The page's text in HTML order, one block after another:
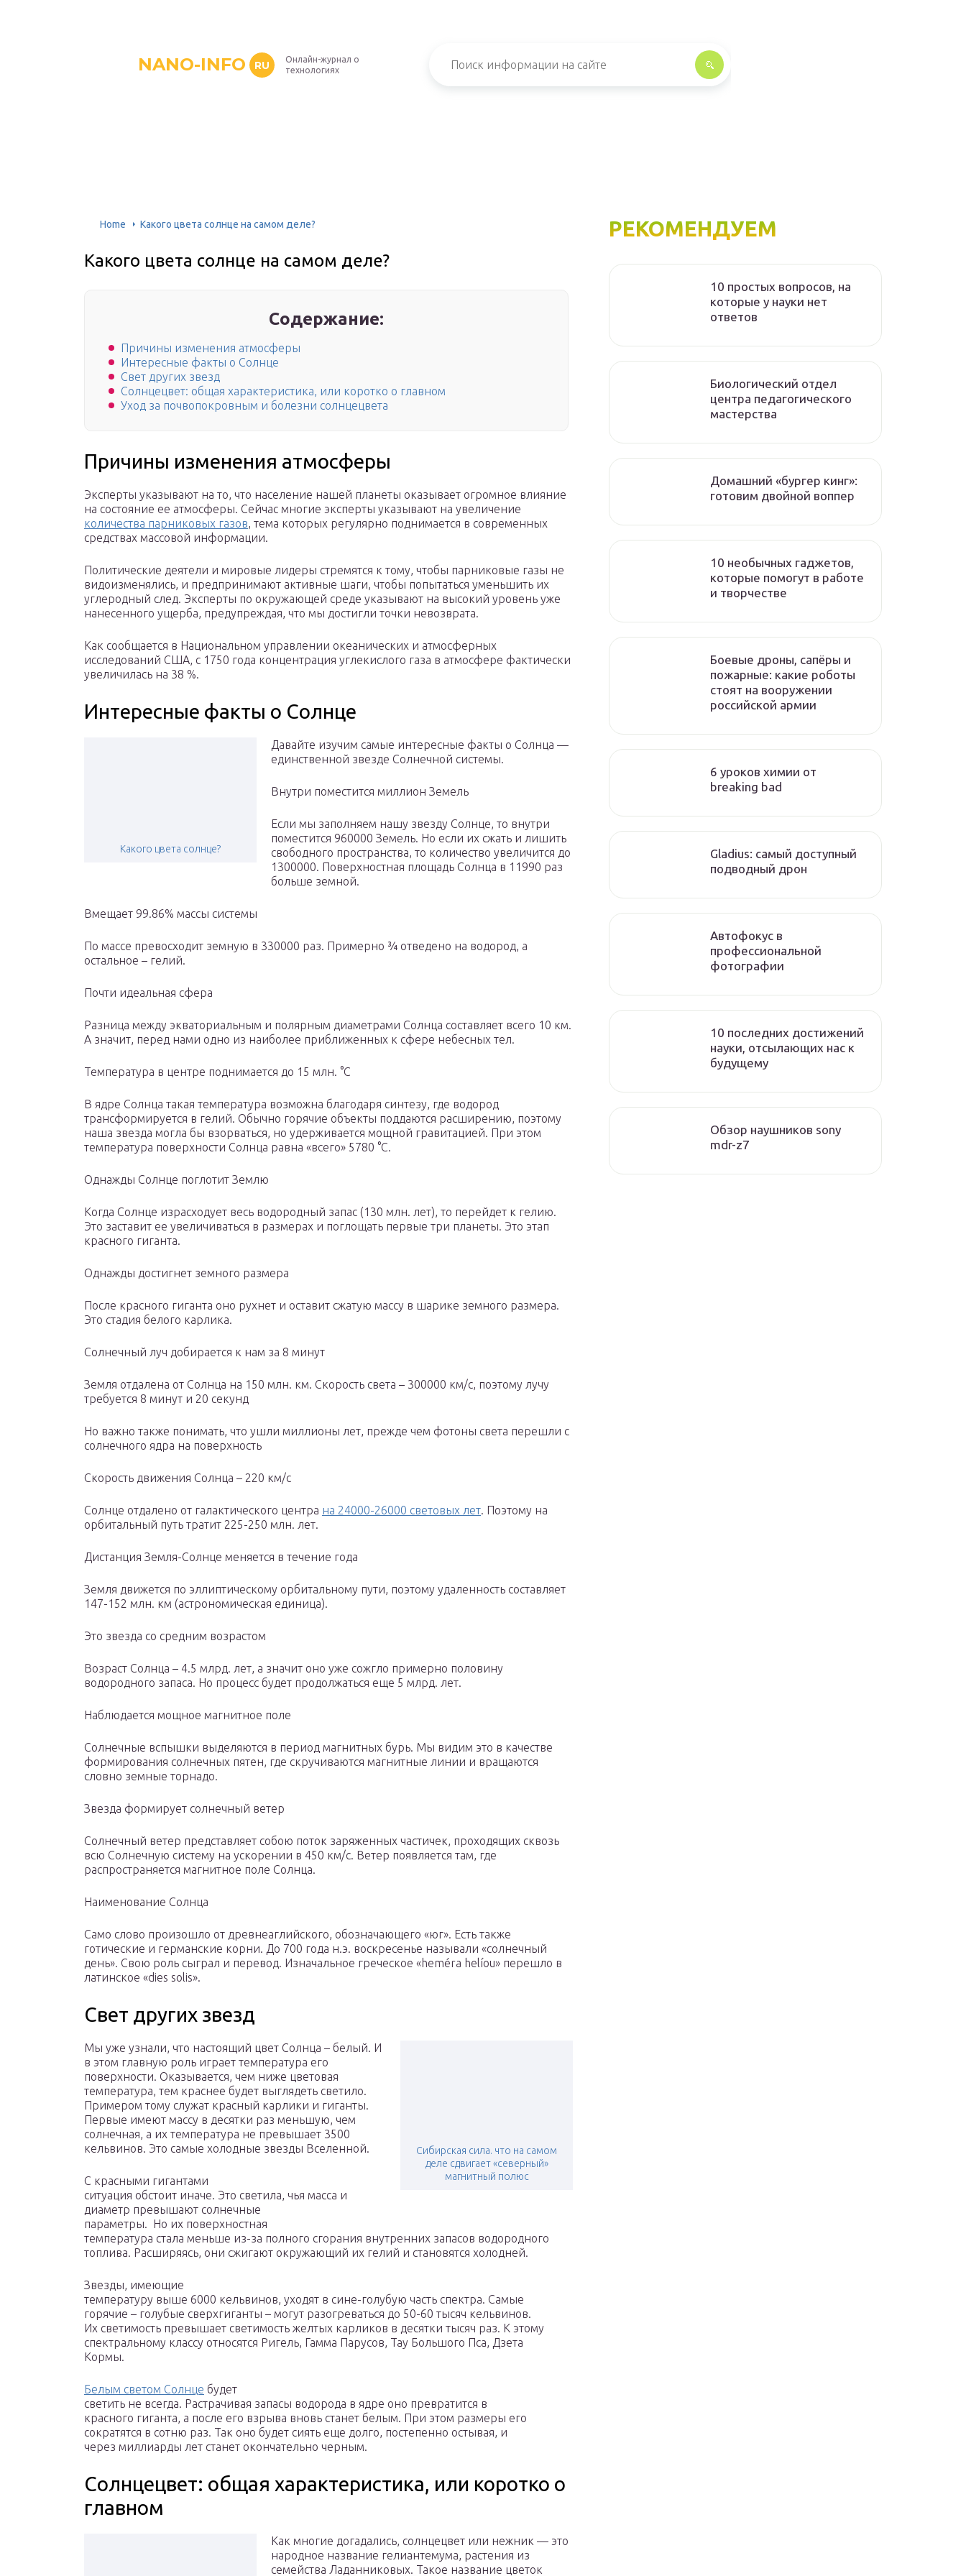
NANO-INFO RU
Онлайн-журнал о
технологиях
Home Какого цвета солнце на самом деле?
Какого цвета солнце на самом деле?
Содержание:
Причины изменения атмосферы
Интересные факты о Солнце
Свет других звезд
Солнцецвет: общая характеристика, или коротко о главном
Уход за почвопокровным и болезни солнцецвета
Причины изменения атмосферы
Эксперты указывают на то, что население нашей планеты оказывает огромное влияние
на состояние ее атмосферы. Сейчас многие эксперты указывают на увеличение
количества парниковых газов, тема которых регулярно поднимается в современных
средствах массовой информации.
Политические деятели и мировые лидеры стремятся к тому, чтобы парниковые газы не
видоизменялись, и предпринимают активные шаги, чтобы попытаться уменьшить их
углеродный след. Эксперты по окружающей среде указывают на высокий уровень уже
нанесенного ущерба, предупреждая, что мы достигли точки невозврата.
Как сообщается в Национальном управлении океанических и атмосферных
исследований США, с 1750 года концентрация углекислого газа в атмосфере фактически
увеличилась на 38 %.
Интересные факты о Солнце
Какого цвета солнце?
Давайте изучим самые интересные факты о Солнца —
единственной звезде Солнечной системы.
Внутри поместится миллион Земель
Если мы заполняем нашу звезду Солнце, то внутри
поместится 960000 Земель. Но если их сжать и лишить
свободного пространства, то количество увеличится до
1300000. Поверхностная площадь Солнца в 11990 раз
больше земной.
Вмещает 99.86% массы системы
По массе превосходит земную в 330000 раз. Примерно ¾ отведено на водород, а
остальное – гелий.
Почти идеальная сфера
Разница между экваториальным и полярным диаметрами Солнца составляет всего 10 км.
А значит, перед нами одно из наиболее приближенных к сфере небесных тел.
Температура в центре поднимается до 15 млн. °C
В ядре Солнца такая температура возможна благодаря синтезу, где водород
трансформируется в гелий. Обычно горячие объекты поддаются расширению, поэтому
наша звезда могла бы взорваться, но удерживается мощной гравитацией. При этом
температура поверхности Солнца равна «всего» 5780 °C.
Однажды Солнце поглотит Землю
Когда Солнце израсходует весь водородный запас (130 млн. лет), то перейдет к гелию.
Это заставит ее увеличиваться в размерах и поглощать первые три планеты. Это этап
красного гиганта.
Однажды достигнет земного размера
После красного гиганта оно рухнет и оставит сжатую массу в шарике земного размера.
Это стадия белого карлика.
Солнечный луч добирается к нам за 8 минут
Земля отдалена от Солнца на 150 млн. км. Скорость света – 300000 км/с, поэтому лучу
требуется 8 минут и 20 секунд
Но важно также понимать, что ушли миллионы лет, прежде чем фотоны света перешли с
солнечного ядра на поверхность
Скорость движения Солнца – 220 км/с
Солнце отдалено от галактического центра на 24000-26000 световых лет. Поэтому на
орбитальный путь тратит 225-250 млн. лет.
Дистанция Земля-Солнце меняется в течение года
Земля движется по эллиптическому орбитальному пути, поэтому удаленность составляет
147-152 млн. км (астрономическая единица).
Это звезда со средним возрастом
Возраст Солнца – 4.5 млрд. лет, а значит оно уже сожгло примерно половину
водородного запаса. Но процесс будет продолжаться еще 5 млрд. лет.
Наблюдается мощное магнитное поле
Солнечные вспышки выделяются в период магнитных бурь. Мы видим это в качестве
формирования солнечных пятен, где скручиваются магнитные линии и вращаются
словно земные торнадо.
Звезда формирует солнечный ветер
Солнечный ветер представляет собою поток заряженных частичек, проходящих сквозь
всю Солнечную систему на ускорении в 450 км/с. Ветер появляется там, где
распространяется магнитное поле Солнца.
Наименование Солнца
Само слово произошло от древнеаглийского, обозначающего «юг». Есть также
готические и германские корни. До 700 года н.э. воскресенье называли «солнечный
день». Свою роль сыграл и перевод. Изначальное греческое «heméra helíou» перешло в
латинское «dies solis».
Свет других звезд
Сибирская сила. что на самом
деле сдвигает «северный»
магнитный полюс
Мы уже узнали, что настоящий цвет Солнца – белый. И
в этом главную роль играет температура его
поверхности. Оказывается, чем ниже цветовая
температура, тем краснее будет выглядеть светило.
Примером тому служат красный карлики и гиганты.
Первые имеют массу в десятки раз меньшую, чем
солнечная, а их температура не превышает 3500
кельвинов. Это самые холодные звезды Вселенной.
С красными гигантами
ситуация обстоит иначе. Это светила, чья масса и
диаметр превышают солнечные
параметры. Но их поверхностная
температура стала меньше из-за полного сгорания внутренних запасов водородного
топлива. Расширяясь, они сжигают окружающий их гелий и становятся холодней.
Звезды, имеющие
температуру выше 6000 кельвинов, уходят в сине-голубую часть спектра. Самые
горячие – голубые сверхгиганты – могут разогреваться до 50-60 тысяч кельвинов.
Их светимость превышает светимость желтых карликов в десятки тысяч раз. К этому
спектральному классу относятся Ригель, Гамма Парусов, Тау Большого Пса, Дзета
Кормы.
Белым светом Солнце будет
светить не всегда. Растрачивая запасы водорода в ядре оно превратится в
красного гиганта, а после его взрыва вновь станет белым. При этом размеры его
сократятся в сотню раз. Так оно будет сиять еще долго, постепенно остывая, и
через миллиарды лет станет окончательно черным.
Солнцецвет: общая характеристика, или коротко о
главном
Как многие догадались, солнцецвет или нежник — это
народное название гелиантемума, растения из
семейства Ладанниковых. Такое название цветок
РЕКОМЕНДУЕМ
10 простых вопросов, на
которые у науки нет
ответов
Биологический отдел
центра педагогического
мастерства
Домашний «бургер кинг»:
готовим двойной воппер
10 необычных гаджетов,
которые помогут в работе
и творчестве
Боевые дроны, сапёры и
пожарные: какие роботы
стоят на вооружении
российской армии
6 уроков химии от
breaking bad
Gladius: самый доступный
подводный дрон
Автофокус в
профессиональной
фотографии
10 последних достижений
науки, отсылающих нас к
будущему
Обзор наушников sony
mdr-z7